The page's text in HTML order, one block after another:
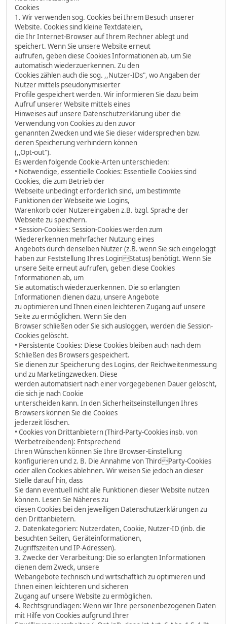
Cookies
1. Wir verwenden sog. Cookies bei Ihrem Besuch unserer
Website. Cookies sind kleine Textdateien,
die Ihr Internet-Browser auf Ihrem Rechner ablegt und
speichert. Wenn Sie unsere Website erneut
aufrufen, geben diese Cookies Informationen ab, um Sie
automatisch wiederzuerkennen. Zu den
Cookies zählen auch die sog. ,,Nutzer-IDs", wo Angaben der
Nutzer mittels pseudonymisierter
Profile gespeichert werden. Wir informieren Sie dazu beim
Aufruf unserer Website mittels eines
Hinweises auf unsere Datenschutzerklärung über die
Verwendung von Cookies zu den zuvor
genannten Zwecken und wie Sie dieser widersprechen bzw.
deren Speicherung verhindern können
(,,Opt-out").
Es werden folgende Cookie-Arten unterschieden:
• Notwendige, essentielle Cookies: Essentielle Cookies sind
Cookies, die zum Betrieb der
Webseite unbedingt erforderlich sind, um bestimmte
Funktionen der Webseite wie Logins,
Warenkorb oder Nutzereingaben z.B. bzgl. Sprache der
Webseite zu speichern.
• Session-Cookies: Session-Cookies werden zum
Wiedererkennen mehrfacher Nutzung eines
Angebots durch denselben Nutzer (z.B. wenn Sie sich eingeloggt
haben zur Feststellung Ihres LoginStatus) benötigt. Wenn Sie
unsere Seite erneut aufrufen, geben diese Cookies
Informationen ab, um
Sie automatisch wiederzuerkennen. Die so erlangten
Informationen dienen dazu, unsere Angebote
zu optimieren und Ihnen einen leichteren Zugang auf unsere
Seite zu ermöglichen. Wenn Sie den
Browser schließen oder Sie sich ausloggen, werden die Session-
Cookies gelöscht.
• Persistente Cookies: Diese Cookies bleiben auch nach dem
Schließen des Browsers gespeichert.
Sie dienen zur Speicherung des Logins, der Reichweitenmessung
und zu Marketingzwecken. Diese
werden automatisiert nach einer vorgegebenen Dauer gelöscht,
die sich je nach Cookie
unterscheiden kann. In den Sicherheitseinstellungen Ihres
Browsers können Sie die Cookies
jederzeit löschen.
• Cookies von Drittanbietern (Third-Party-Cookies insb. von
Werbetreibenden): Entsprechend
Ihren Wünschen können Sie Ihre Browser-Einstellung
konfigurieren und z. B. Die Annahme von ThirdParty-Cookies
oder allen Cookies ablehnen. Wir weisen Sie jedoch an dieser
Stelle darauf hin, dass
Sie dann eventuell nicht alle Funktionen dieser Website nutzen
können. Lesen Sie Näheres zu
diesen Cookies bei den jeweiligen Datenschutzerklärungen zu
den Drittanbietern.
2. Datenkategorien: Nutzerdaten, Cookie, Nutzer-ID (inb. die
besuchten Seiten, Geräteinformationen,
Zugriffszeiten und IP-Adressen).
3. Zwecke der Verarbeitung: Die so erlangten Informationen
dienen dem Zweck, unsere
Webangebote technisch und wirtschaftlich zu optimieren und
Ihnen einen leichteren und sicheren
Zugang auf unsere Website zu ermöglichen.
4. Rechtsgrundlagen: Wenn wir Ihre personenbezogenen Daten
mit Hilfe von Cookies aufgrund Ihrer